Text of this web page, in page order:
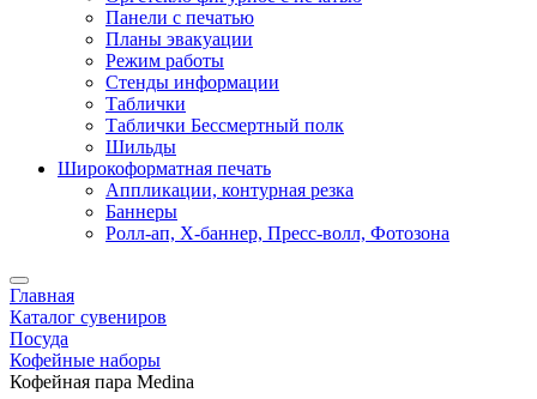
Панели с печатью
Планы эвакуации
Режим работы
Стенды информации
Таблички
Таблички Бессмертный полк
Шильды
Широкоформатная печать
Аппликации, контурная резка
Баннеры
Ролл-ап, X-баннер, Пресс-волл, Фотозона
Главная
Каталог сувениров
Посуда
Кофейные наборы
Кофейная пара Medina